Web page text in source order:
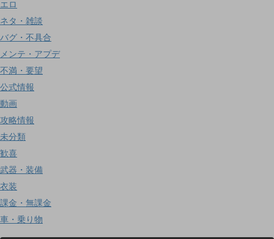
エロ
ネタ・雑談
バグ・不具合
メンテ・アプデ
不満・要望
公式情報
動画
攻略情報
未分類
歓喜
武器・装備
衣装
課金・無課金
車・乗り物